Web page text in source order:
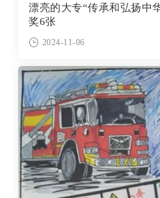
漂亮的大专“传承和弘扬中
奖6张
2024-11-06